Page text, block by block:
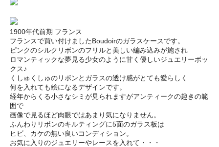
1900年代前期 フランス
フランスで買い付けましたBoudoirのガラスケースです。
ピンクのシルクリボンのフリルと美しい編み込みが施され
ロマンティックな夢見る少女のように甘く優しいジュエリーボッ
クス♪
くしゅくしゅのリボンとガラスの透け感がとても愛らしく
何を入れても絵になるデザインです。
経年からくる小さなシミが見られますがアンティークの趣きの範
囲で
画像で見るほど肉眼ではあまり気になりません。
ふんわりリボンのキルティングに5面のガラス板は
ヒビ、カケの無い良いコンディション。
お気に入りのジュエリーやレースを入れて・・・